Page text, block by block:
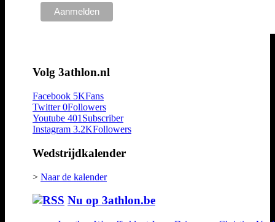
Volg 3athlon.nl
Facebook 5KFans
Twitter 0Followers
Youtube 401 Subscriber
Instagram 3.2KFollowers
Wedstrijdkalender
> Naar de kalender
Nu op 3athlon.be